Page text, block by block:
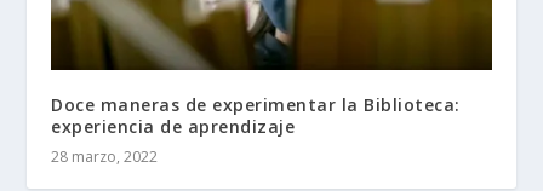
Doce maneras de experimentar la Biblioteca:
experiencia de aprendizaje
28 marzo, 2022